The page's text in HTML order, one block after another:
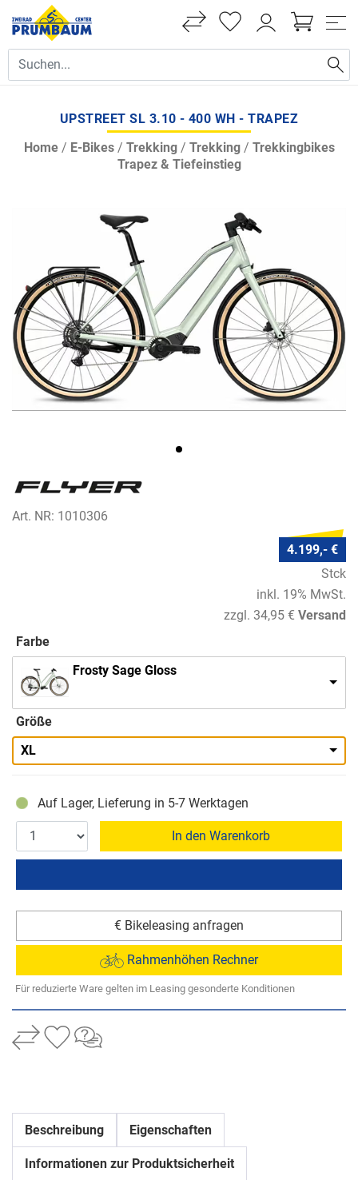
UPSTREET SL 3.10 - 400 WH - TRAPEZ
Home/ E-Bikes/ Trekking/ Trekking/ Trekkingbikes
Trapez & Tiefeinstieg
Art. NR: 1010306
4.199,- €
Stck
inkl. 19% MwSt.
zzgl. 34,95 € Versand
Farbe
Frosty Sage Gloss
Größe
XL
Auf Lager, Lieferung in 5-7 Werktagen
In den Warenkorb
€ Bikeleasing anfragen
Rahmenhöhen Rechner
Für reduzierte Ware gelten im Leasing gesonderte Konditionen
Beschreibung Eigenschaften
Informationen zur Produktsicherheit